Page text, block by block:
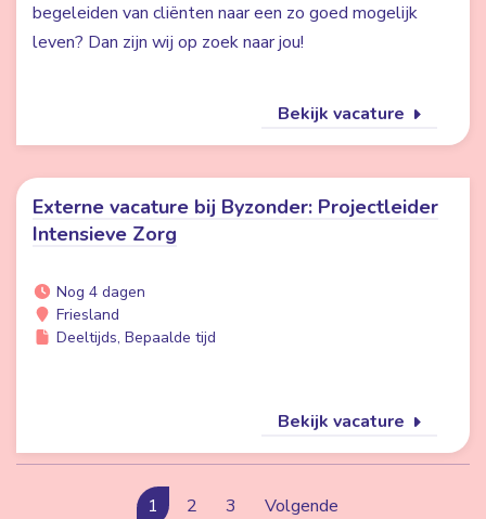
begeleiden van cliënten naar een zo goed mogelijk
leven? Dan zijn wij op zoek naar jou!
Bekijk vacature
Externe vacature bij Byzonder: Projectleider
Intensieve Zorg
Nog 4 dagen
Friesland
Deeltijds, Bepaalde tijd
Bekijk vacature
1 2 3 Volgende